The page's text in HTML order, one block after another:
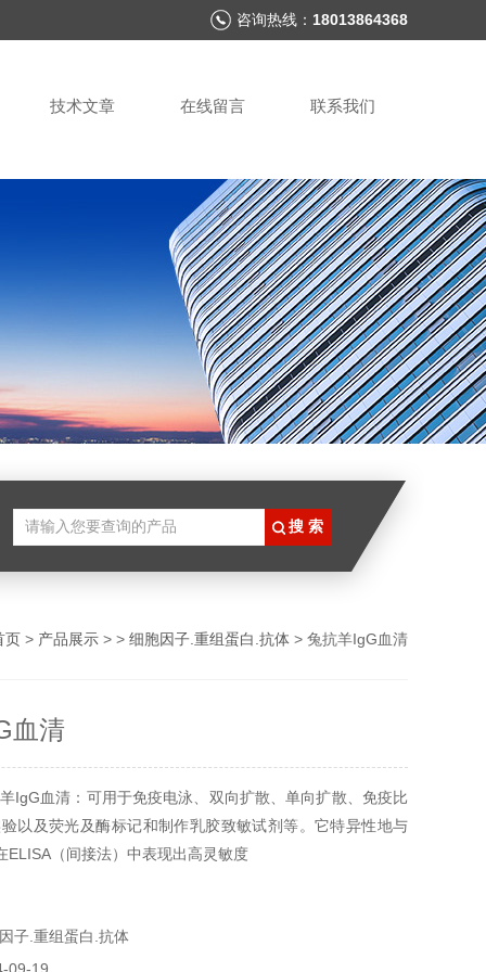
咨询热线： 18013864368
技术文章 在线留言 联系我们
页 > 产品展示 > > 细胞因子.重组蛋白.抗体 > 兔抗羊IgG血清
血清
IgG血清：可用于免疫电泳、双向扩散、单向扩散、免疫比
以及荧光及酶标记和制作乳胶致敏试剂等。它特异性地与
ELISA（间接法）中表现出高灵敏度
子.重组蛋白.抗体